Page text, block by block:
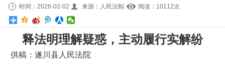
时间：2026-02-02 来源：人民法制 阅读：10112次
释法明理解疑惑，主动履行实解纷
供稿：遂川县人民法院